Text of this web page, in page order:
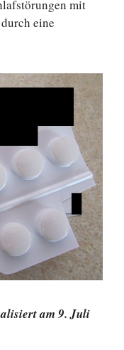
mit
eine
am 9. Juli